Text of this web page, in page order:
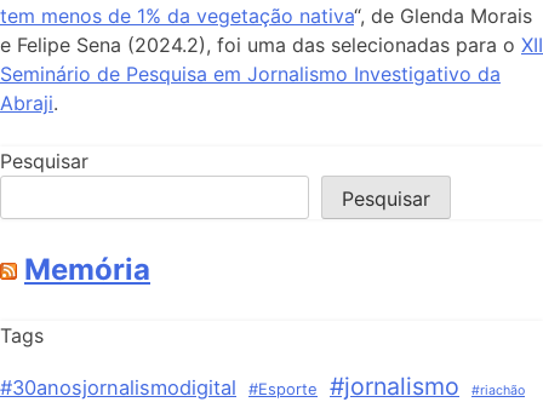
tem menos de 1% da vegetação nativa“, de Glenda Morais
e Felipe Sena (2024.2), foi uma das selecionadas para o XII
Seminário de Pesquisa em Jornalismo Investigativo da
Abraji.
Pesquisar
Pesquisar
Memória
Tags
#30anosjornalismodigital #Esporte #jornalismo #riachão